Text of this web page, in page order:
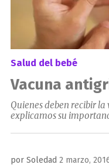
Salud del bebé
Vacuna
Quienes deben recibir
explicamos su
por Soledad Publicado
2 marzo,